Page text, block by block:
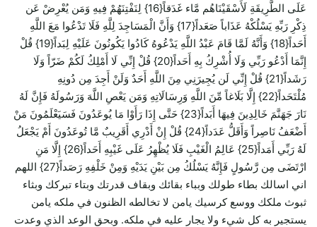
عَلَى الطَّرِيقَةِ لَأَسْقَيْنَاهُم مَّاء غَدَقاً{16} لِنَفْتِنَهُمْ فِيهِ وَمَن يُعْرِضْ عَن
ذِكْرِ رَبِّهِ يَسْلُكْهُ عَذَاباً صَعَداً{17} وَأَنَّ الْمَسَاجِدَ لِلَّهِ فَلَا تَدْعُوا مَعَ اللَّهِ
أَحَداً{18} وَأَنَّهُ لَمَّا قَامَ عَبْدُ اللَّهِ يَدْعُوهُ كَادُوا يَكُونُونَ عَلَيْهِ لِبَداً{19} قُلْ
إِنَّمَا أَدْعُو رَبِّي وَلَا أُشْرِكُ بِهِ أَحَداً{20} قُلْ إِنِّي لَا أَمْلِكُ لَكُمْ ضَرّاً وَلَا
رَشَداً{21} قُلْ إِنِّي لَن يُجِيرَنِي مِنَ اللَّهِ أَحَدٌ وَلَنْ أَجِدَ مِن دُونِهِ
مُلْتَحَداً{22} إِلَّا بَلَاغاً مِّنَ اللَّهِ وَرِسَالَاتِهِ وَمَن يَعْصِ اللَّهَ وَرَسُولَهُ فَإِنَّ لَهُ
نَارَ جَهَنَّمَ خَالِدِينَ فِيهَا أَبَداً{23} حَتَّى إِذَا رَأَوْا مَا يُوعَدُونَ فَسَيَعْلَمُونَ مَنْ
أَضْعَفُ نَاصِراً وَأَقَلُّ عَدَداً{24} قُلْ إِنْ أَدْرِي أَقَرِيبٌ مَّا تُوعَدُونَ أَمْ يَجْعَلُ
لَهُ رَبِّي أَمَداً{25} عَالِمُ الْغَيْبِ فَلَا يُظْهِرُ عَلَى غَيْبِهِ أَحَداً{26} إِلَّا مَنِ
ارْتَضَى مِن رَّسُولٍ فَإِنَّهُ يَسْلُكُ مِن بَيْنِ يَدَيْهِ وَمِنْ خَلْفِهِ رَصَداً{27} اللهم
اني اسالك بطاء طولك وبباء بقائك وبقاف قدرتك وبتاء تبركك وبثاء
ثبوث ملكك ووسع كرسيك يامن لا تخالطه الظنون في ملكه يامن
يستجير به كل شيء ولا يجار عليه في ملكه. وبحق الوعد الذي وعدت